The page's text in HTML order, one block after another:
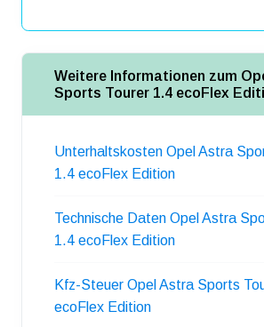
Weitere Informationen zum
Sports Tourer 1.4 ecoFlex
Unterhaltskosten Opel Astra
1.4 ecoFlex Edition
Technische Daten Opel Astra
1.4 ecoFlex Edition
Kfz-Steuer Opel Astra Sports
ecoFlex Edition